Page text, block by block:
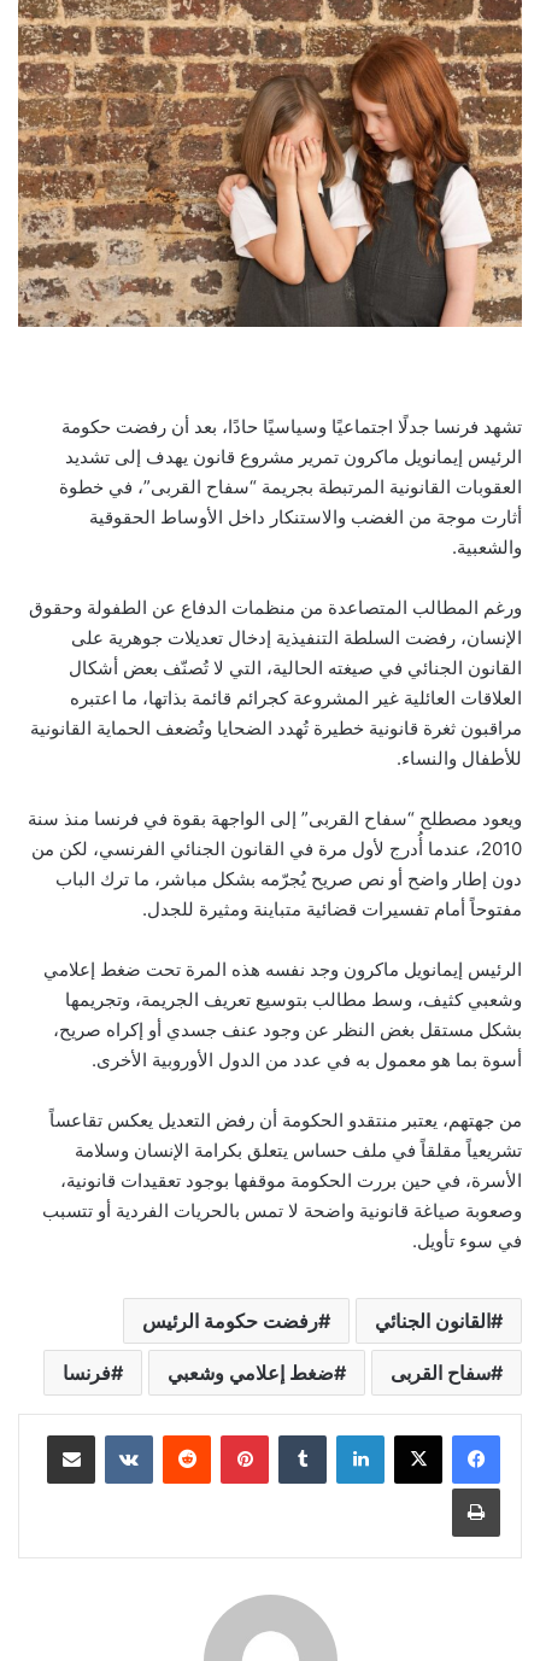
تشهد فرنسا جدلًا اجتماعيًا وسياسيًا حادًا، بعد أن رفضت حكومة
الرئيس إيمانويل ماكرون تمرير مشروع قانون يهدف إلى تشديد
العقوبات القانونية المرتبطة بجريمة “سفاح القربى”، في خطوة
أثارت موجة من الغضب والاستنكار داخل الأوساط الحقوقية
والشعبية.
ورغم المطالب المتصاعدة من منظمات الدفاع عن الطفولة وحقوق
الإنسان، رفضت السلطة التنفيذية إدخال تعديلات جوهرية على
القانون الجنائي في صيغته الحالية، التي لا تُصنّف بعض أشكال
العلاقات العائلية غير المشروعة كجرائم قائمة بذاتها، ما اعتبره
مراقبون ثغرة قانونية خطيرة تُهدد الضحايا وتُضعف الحماية القانونية
للأطفال والنساء.
ويعود مصطلح “سفاح القربى” إلى الواجهة بقوة في فرنسا منذ سنة
2010، عندما أُدرج لأول مرة في القانون الجنائي الفرنسي، لكن من
دون إطار واضح أو نص صريح يُجرّمه بشكل مباشر، ما ترك الباب
مفتوحاً أمام تفسيرات قضائية متباينة ومثيرة للجدل.
الرئيس إيمانويل ماكرون وجد نفسه هذه المرة تحت ضغط إعلامي
وشعبي كثيف، وسط مطالب بتوسيع تعريف الجريمة، وتجريمها
بشكل مستقل بغض النظر عن وجود عنف جسدي أو إكراه صريح،
أسوة بما هو معمول به في عدد من الدول الأوروبية الأخرى.
من جهتهم، يعتبر منتقدو الحكومة أن رفض التعديل يعكس تقاعساً
تشريعياً مقلقاً في ملف حساس يتعلق بكرامة الإنسان وسلامة
الأسرة، في حين بررت الحكومة موقفها بوجود تعقيدات قانونية،
وصعوبة صياغة قانونية واضحة لا تمس بالحريات الفردية أو تتسبب
في سوء تأويل.
القانون الجنائي رفضت حكومة الرئيس
سفاح القربى ضغط إعلامي وشعبي فرنسا
لينكدإن بينتيريست مشاركة عبر البريد
طباعة